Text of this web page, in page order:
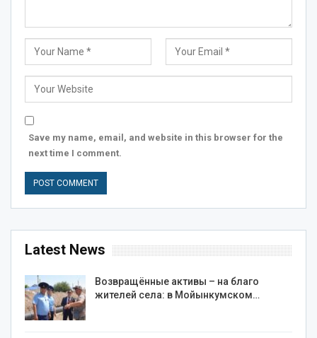
Save my name, email, and website in this browser for the
next time I comment.
Latest News
Возвращённые активы – на благо
жителей села: в Мойынкумском…